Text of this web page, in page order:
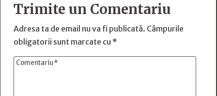
Trimite un Comentariu
Adresa ta de email nu va fi publicată. Câmpurile
obligatorii sunt marcate cu *